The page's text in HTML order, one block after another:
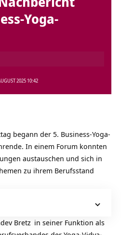
Yoga-
2025 10:42
begann der 5. Business-Yoga-
In einem Forum konnten
austauschen und sich in
zu ihrem Berufsstand
Bretz in seiner Funktion als